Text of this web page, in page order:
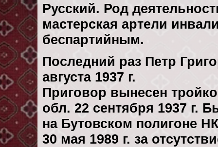
Русский. Род
мастерская артели
беспартийным.
Последний раз Петр
августа 1937 г.
Приговор вынесен
обл. 22 сентября 1937 г.
на Бутовском полигоне
30 мая 1989 г. за